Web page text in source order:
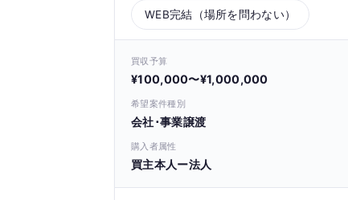
WEB完結（場所を問わない）
買収予算
¥100,000〜¥1,000,000
希望案件種別
会社･事業譲渡
購入者属性
買主本人ー法人